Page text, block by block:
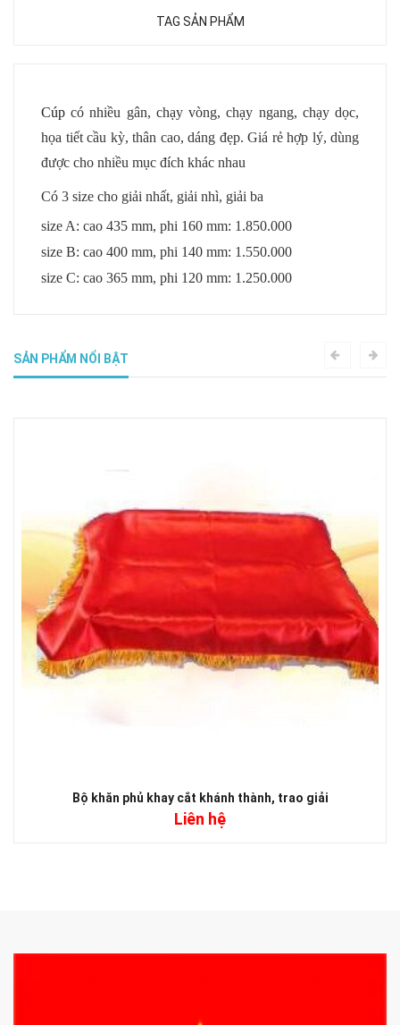
TAG SẢN PHẨM
Cúp có nhiều gân, chạy vòng, chạy ngang, chạy dọc,
họa tiết cầu kỳ, thân cao, dáng đẹp. Giá rẻ hợp lý, dùng
được cho nhiều mục đích khác nhau
Có 3 size cho giải nhất, giải nhì, giải ba
size A: cao 435 mm, phi 160 mm: 1.850.000
size B: cao 400 mm, phi 140 mm: 1.550.000
size C: cao 365 mm, phi 120 mm: 1.250.000
SẢN PHẨM NỔI BẬT
Bộ khăn phủ khay cắt khánh thành, trao giải
Liên hệ